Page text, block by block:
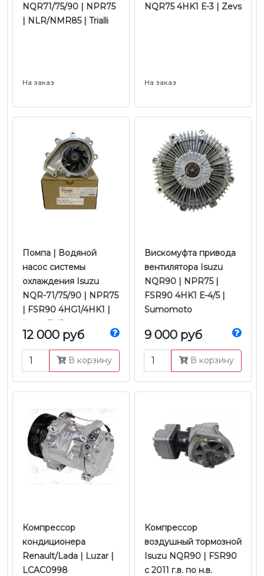
NQR71/75/90 | NPR75
| NLR/NMR85 | Trialli
На заказ
NQR75 4HK1 Е-3 | Zevs
На заказ
Помпа | Водяной
насос системы
охлаждения Isuzu
NQR-71/75/90 | NPR75
| FSR90 4HG1/4HK1 |
Isuzu BVP
12 000 руб
В корзину
Вискомуфта привода
вентилятора Isuzu
NQR90 | NPR75 |
FSR90 4HK1 Е-4/5 |
Sumomoto
9 000 руб
В корзину
Компрессор
кондиционера
Renault/Lada | Luzar |
LCAC0998
Компрессор
воздушный тормозной
Isuzu NQR90 | FSR90
с 2011 г.в. по н.в.